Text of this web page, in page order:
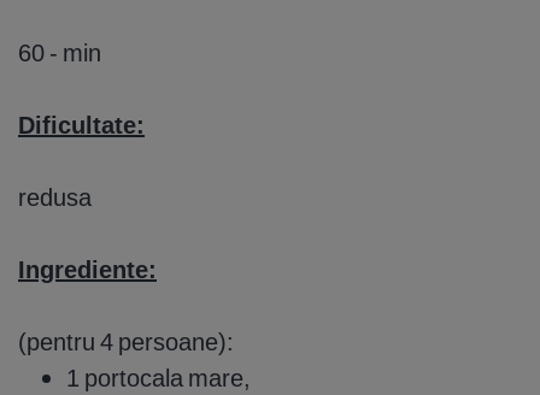
60 - min
Dificultate:
redusa
Ingrediente:
(pentru 4 persoane):
1 portocala mare,